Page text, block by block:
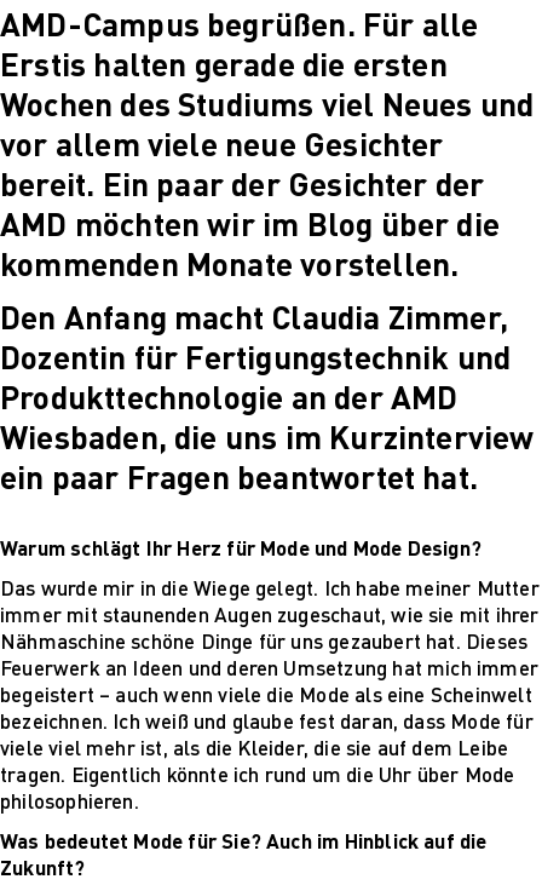
PARVENUE
Creative
Management
Series
Fashion and Design
Fashion and Design
Studies
ist Design?
Life
Digital and Technical
Digital and
Technical Futures
Mehr nachhaltige
algorithmische
Innovation
The next wave of
disruptive fashion
tech
Sustainable Design
and Management
Sustainable Design
Ethische
AMD-Campus begrüßen. Für alle
Erstis halten gerade die ersten
Wochen des Studiums viel Neues und
vor allem viele neue Gesichter
bereit. Ein paar der Gesichter der
AMD möchten wir im Blog über die
kommenden Monate vorstellen.
Den Anfang macht Claudia Zimmer,
Dozentin für Fertigungstechnik und
Produkttechnologie an der AMD
Wiesbaden, die uns im Kurzinterview
ein paar Fragen beantwortet hat.
Warum schlägt Ihr Herz für Mode und Mode Design?
Das wurde mir in die Wiege gelegt. Ich habe meiner Mutter
immer mit staunenden Augen zugeschaut, wie sie mit ihrer
Nähmaschine schöne Dinge für uns gezaubert hat. Dieses
Feuerwerk an Ideen und deren Umsetzung hat mich immer
begeistert – auch wenn viele die Mode als eine Scheinwelt
bezeichnen. Ich weiß und glaube fest daran, dass Mode für
viele viel mehr ist, als die Kleider, die sie auf dem Leibe
tragen. Eigentlich könnte ich rund um die Uhr über Mode
philosophieren.
Was bedeutet Mode für Sie? Auch im Hinblick auf die
Zukunft?